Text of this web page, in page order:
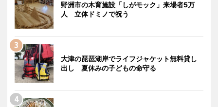
野洲市の木育施設「しがモック」来場者5万
人 立体ドミノで祝う
大津の琵琶湖岸でライフジャケット無料貸し
出し 夏休みの子どもの命守る